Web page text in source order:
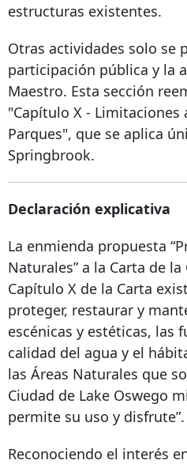
estructuras existentes.
Otras actividades solo se
participación pública y la
Maestro. Esta sección
"Capítulo X - Limitaciones
Parques", que se aplica
Springbrook.
Declaración explicativa
La enmienda propuesta
Naturales” a la Carta de
Capítulo X de la Carta
proteger, restaurar y
escénicas y estéticas, las
calidad del agua y el
las Áreas Naturales que
Ciudad de Lake Oswego
permite su uso y disfrute”.
Reconociendo el interés